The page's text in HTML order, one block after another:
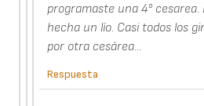
programaste una 4° cesarea.
hecha un lío. Casi todos los
por otra cesárea...
Respuesta